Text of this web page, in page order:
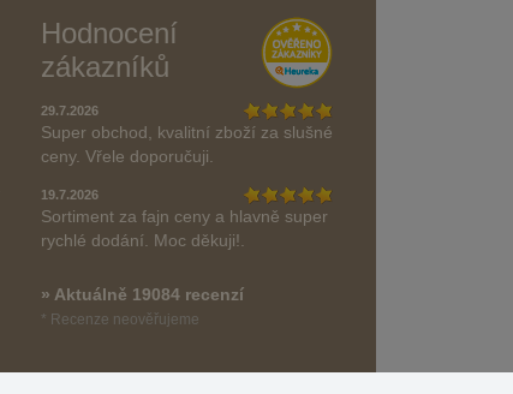
Hodnocení
zákazníků
29.7.2026
Super obchod, kvalitní zboží za slušné
ceny. Vřele doporučuji.
19.7.2026
Sortiment za fajn ceny a hlavně super
rychlé dodání. Moc děkuji!.
» Aktuálně 19084 recenzí
* Recenze neověřujeme